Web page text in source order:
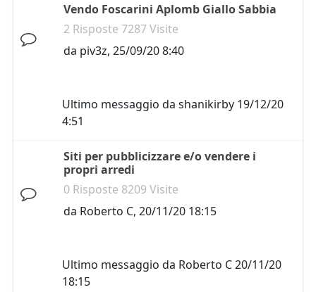
Vendo Foscarini Aplomb Giallo Sabbia
2 Risposte 7287 Visite
da piv3z, 25/09/20 8:40
Ultimo messaggio da shanikirby 19/12/20
4:51
Siti per pubblicizzare e/o vendere i
propri arredi
0 Risposte 8209 Visite
da Roberto C, 20/11/20 18:15
Ultimo messaggio da Roberto C20/11/20
18:15